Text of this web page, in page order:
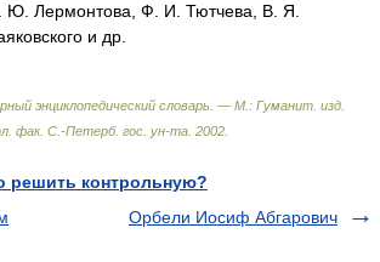
Лермонтова, Ф. И. Тютчева, В. Я.
и др.
энциклопедический словарь. — М.: Гуманит. изд.
фак. С.-Петерб. гос. ун-та 2002
решить контрольную?
Орбели Иосиф Абгарович